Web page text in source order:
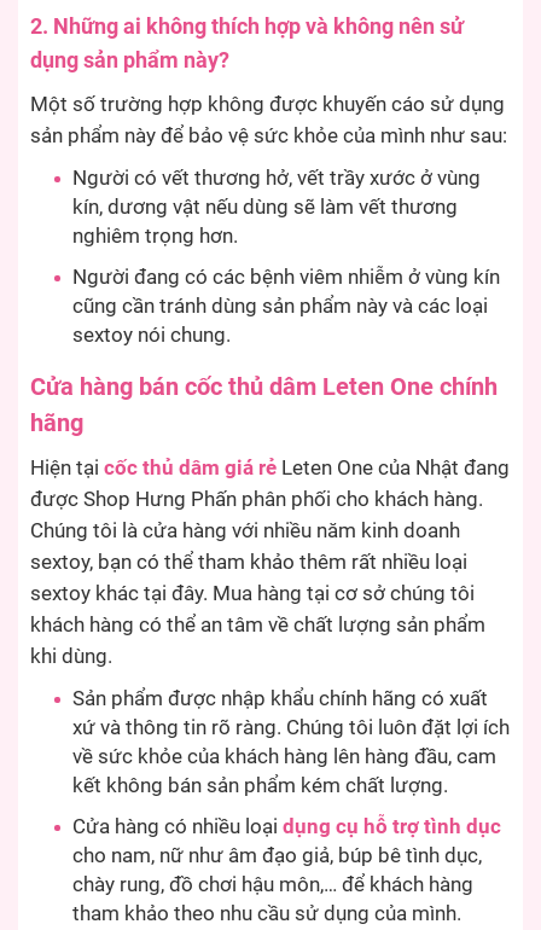
2. Những ai không thích hợp và không nên sử
dụng sản phẩm này?
Một số trường hợp không được khuyến cáo sử dụng
sản phẩm này để bảo vệ sức khỏe của mình như sau:
Người có vết thương hở, vết trầy xước ở vùng
kín, dương vật nếu dùng sẽ làm vết thương
nghiêm trọng hơn.
Người đang có các bệnh viêm nhiễm ở vùng kín
cũng cần tránh dùng sản phẩm này và các loại
sextoy nói chung.
Cửa hàng bán cốc thủ dâm Leten One chính
hãng
Hiện tại cốc thủ dâm giá rẻ Leten One của Nhật đang
được Shop Hưng Phấn phân phối cho khách hàng.
Chúng tôi là cửa hàng với nhiều năm kinh doanh
sextoy, bạn có thể tham khảo thêm rất nhiều loại
sextoy khác tại đây. Mua hàng tại cơ sở chúng tôi
khách hàng có thể an tâm về chất lượng sản phẩm
khi dùng.
Sản phẩm được nhập khẩu chính hãng có xuất
xứ và thông tin rõ ràng. Chúng tôi luôn đặt lợi ích
về sức khỏe của khách hàng lên hàng đầu, cam
kết không bán sản phẩm kém chất lượng.
Cửa hàng có nhiều loại dụng cụ hỗ trợ tình dục
cho nam, nữ như âm đạo giả, búp bê tình dục,
chày rung, đồ chơi hậu môn,… để khách hàng
tham khảo theo nhu cầu sử dụng của mình.